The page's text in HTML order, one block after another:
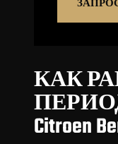
КАК
Citroen